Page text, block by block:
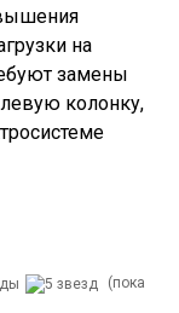
на
замены
колонку,
(пока